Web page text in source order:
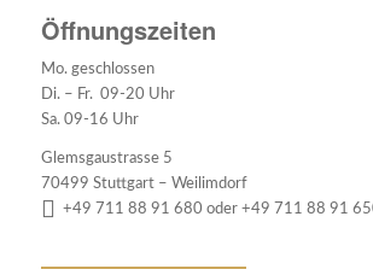
Öffnungszeiten
Mo. geschlossen
Di. – Fr. 09-20 Uhr
Sa. 09-16 Uhr
Glemsgaustrasse 5
70499 Stuttgart – Weilimdorf
+49 711 88 91 680 oder +49 711 88 91